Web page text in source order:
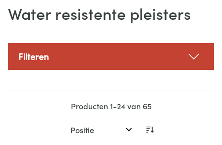
Water resistente pleisters
Filteren
Producten1-24van 65
Sorteer op: